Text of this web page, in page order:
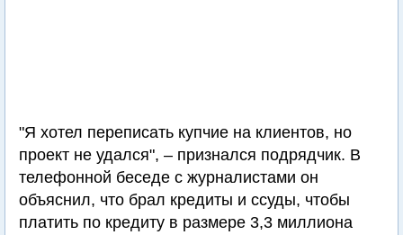
"Я хотел переписать купчие на клиентов, но
проект не удался", – признался подрядчик. В
телефонной беседе с журналистами он
объяснил, что брал кредиты и ссуды, чтобы
платить по кредиту в размере 3,3 миллиона